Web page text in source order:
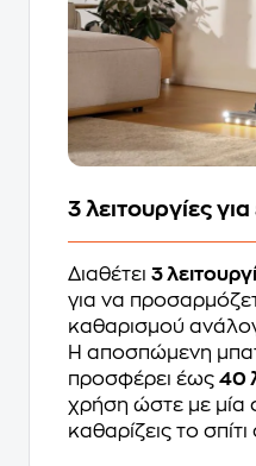
3 λειτουργίες
Διαθέτει 3
για να
καθαρισμού
Η αποσπώμενη
προσφέρει έως 40
χρήση ώστε με μία
καθαρίζεις το